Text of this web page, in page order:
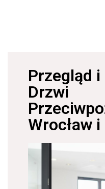
Przegląd
Drzwi
Wrocław